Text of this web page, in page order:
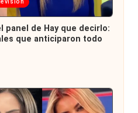
panel de Hay que decirlo:
que anticiparon todo